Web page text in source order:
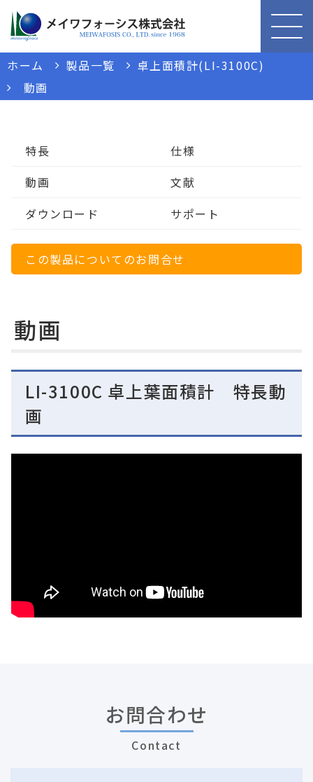
ホーム 製品一覧
卓上面積計(LI-3100C)
動画
特長
仕様
動画
文献
ダウンロード
サポート
この製品についてのお問合せ
動画
LI-3100C 卓上葉面積計 特長動
画
お問合わせ
Contact